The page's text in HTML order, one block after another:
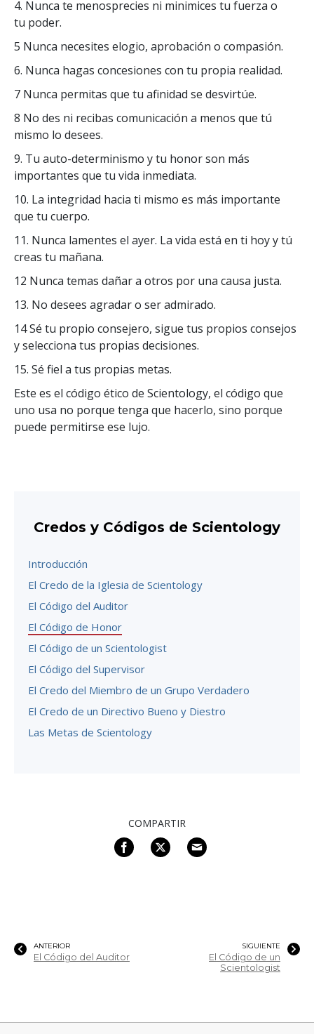
4. Nunca te menosprecies ni minimices tu fuerza o
tu poder.
5 Nunca necesites elogio, aprobación o compasión.
6. Nunca hagas concesiones con tu propia realidad.
7 Nunca permitas que tu afinidad se desvirtúe.
8 No des ni recibas comunicación a menos que tú
mismo lo desees.
9. Tu auto-determinismo y tu honor son más
importantes que tu vida inmediata.
10. La integridad hacia ti mismo es más importante
que tu cuerpo.
11. Nunca lamentes el ayer. La vida está en ti hoy y tú
creas tu mañana.
12 Nunca temas dañar a otros por una causa justa.
13. No desees agradar o ser admirado.
14 Sé tu propio consejero, sigue tus propios consejos
y selecciona tus propias decisiones.
15. Sé fiel a tus propias metas.
Este es el código ético de Scientology, el código que
uno usa no porque tenga que hacerlo, sino porque
puede permitirse ese lujo.
Credos y Códigos de Scientology
Introducción
El Credo de la Iglesia de Scientology
El Código del Auditor
El Código de Honor
El Código de un Scientologist
El Código del Supervisor
El Credo del Miembro de un Grupo Verdadero
El Credo de un Directivo Bueno y Diestro
Las Metas de Scientology
COMPARTIR
ANTERIOR
El Código del Auditor
SIGUIENTE
El Código de un
Scientologist